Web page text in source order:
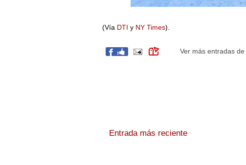
(Vía DTI y NY Times).
Ver más entradas de
Entrada más reciente